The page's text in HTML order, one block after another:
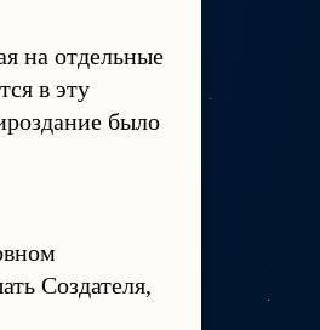
на отдельные
в эту
было
Создателя,